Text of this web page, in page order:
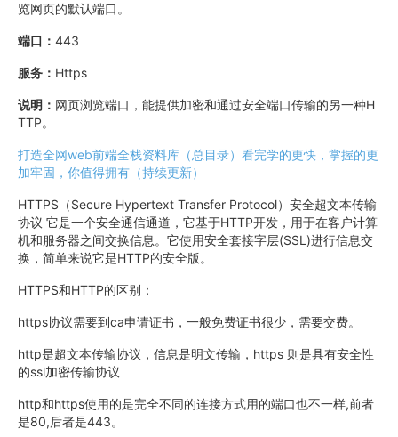
览网页的默认端口。
端口： 443
服务： Https
说明： 网页浏览端口，能提供加密和通过安全端口传输的另一种H
TTP。
打造全网web前端全栈资料库（总目录）看完学的更快，掌握的更
加牢固，你值得拥有（持续更新）
HTTPS（Secure Hypertext Transfer Protocol）安全超文本传输
协议 它是一个安全通信通道，它基于HTTP开发，用于在客户计算
机和服务器之间交换信息。它使用安全套接字层(SSL)进行信息交
换，简单来说它是HTTP的安全版。
HTTPS和HTTP的区别：
https协议需要到ca申请证书，一般免费证书很少，需要交费。
http是超文本传输协议，信息是明文传输，https 则是具有安全性
的ssl加密传输协议
http和https使用的是完全不同的连接方式用的端口也不一样,前者
是80,后者是443。